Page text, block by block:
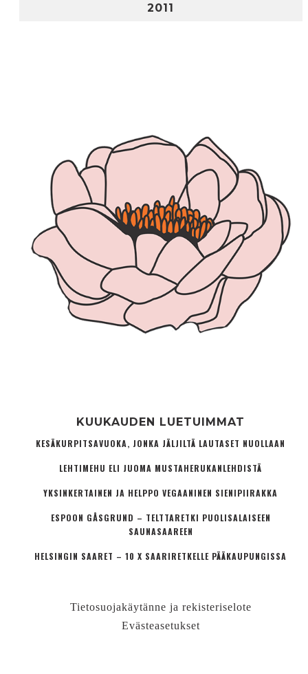
2011
KUUKAUDEN LUETUIMMAT
KESÄKURPITSAVUOKA, JONKA JÄLJILTÄ LAUTASET NUOLLAAN
LEHTIMEHU ELI JUOMA MUSTAHERUKANLEHDISTÄ
YKSINKERTAINEN JA HELPPO VEGAANINEN SIENIPIIRAKKA
ESPOON GÅSGRUND – TELTTARETKI PUOLISALAISEEN
SAUNASAAREEN
HELSINGIN SAARET – 10 X SAARIRETKELLE PÄÄKAUPUNGISSA
Tietosuojakäytänne ja rekisteriselote
Evästeasetukset